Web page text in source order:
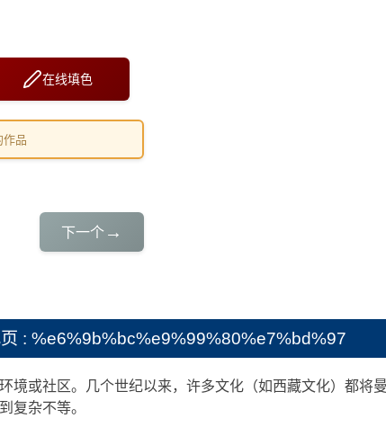
在线填色
作品
下一个 →
: %e6%9b%bc%e9%99%80%e7%bd%97
境或社区。几个世纪以来，许多文化（如西藏文化）都将
复杂不等。